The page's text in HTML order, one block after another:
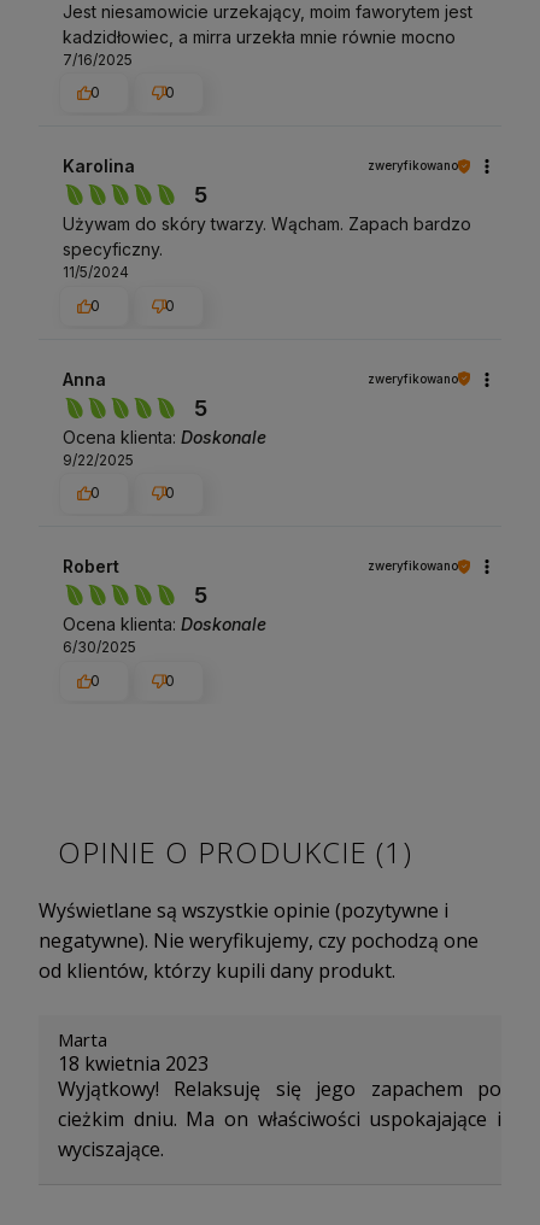
Jest niesamowicie urzekający, moim faworytem jest
kadzidłowiec, a mirra urzekła mnie równie mocno
7/16/2025
0
0
Karolina zweryfikowano
5
Używam do skóry twarzy. Wącham. Zapach bardzo
specyficzny.
11/5/2024
0
0
Anna zweryfikowano
5
Ocena klienta: Doskonale
9/22/2025
0
0
Robert zweryfikowano
5
Ocena klienta: Doskonale
6/30/2025
0
0
OPINIE O PRODUKCIE (1)
Wyświetlane są wszystkie opinie (pozytywne i
negatywne). Nie weryfikujemy, czy pochodzą one
od klientów, którzy kupili dany produkt.
Marta
18 kwietnia 2023
Wyjątkowy! Relaksuję się jego zapachem po
cieżkim dniu. Ma on właściwości uspokajające i
wyciszające.